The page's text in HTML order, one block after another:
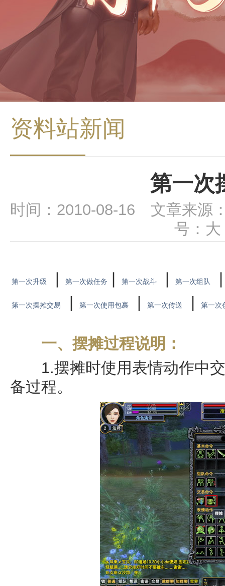
资料站新闻
第一次
时间：2010-08-16 文章来源
号： 大
第一次升级 第一次做任务 第一次战斗 第一次组队
第一次摆摊交易 第一次使用包裹 第一次传送 第一次
一、摆摊过程说明：
1.摆摊时使用表情动作中交
备过程。